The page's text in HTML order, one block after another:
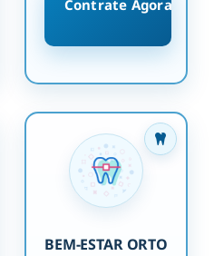
Contrate Agora
BEM-ESTAR ORTO